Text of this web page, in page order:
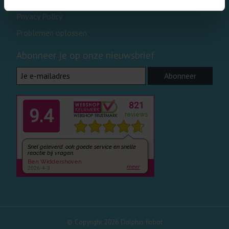
Privacy Policy
Problemen oplossen
Abonneer je op onze nieuwsbrief
Abonneer
© Copyright 2026 Dolphin Robot